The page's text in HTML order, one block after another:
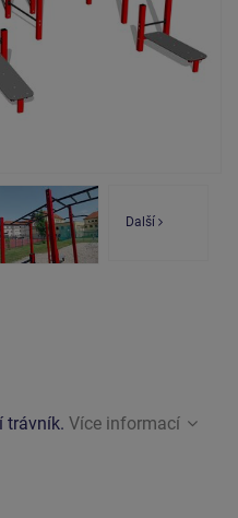
Další
trávník. Více informací